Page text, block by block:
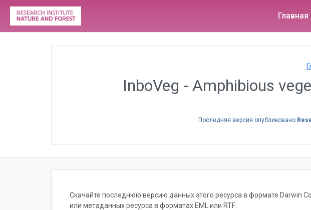
Главная
InboVeg - Amphibious
Последняя версия опубликовано
Скачайте последнюю версию данных этого ресурса в формате Darwin
или метаданных ресурса в форматах EML или RTF: